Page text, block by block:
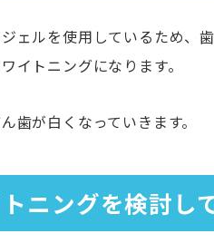
ェルを使用しているため、
イトニングになります。
歯が白くなっていきます。
ニングを検討し